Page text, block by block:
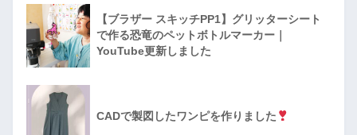
【ブラザー スキッチPP1】グリッターシート
で作る恐竜のペットボトルマーカー｜
YouTube更新しました
CADで製図したワンピを作りました